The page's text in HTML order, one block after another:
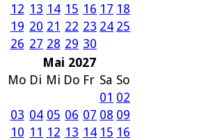
12 13 14 15 16 17 18
19 20 21 22 23 24 25
26 27 28 29 30
Mai 2027
Mo Di Mi Do Fr Sa So
01 02
03 04 05 06 07 08 09
10 11 12 13 14 15 16